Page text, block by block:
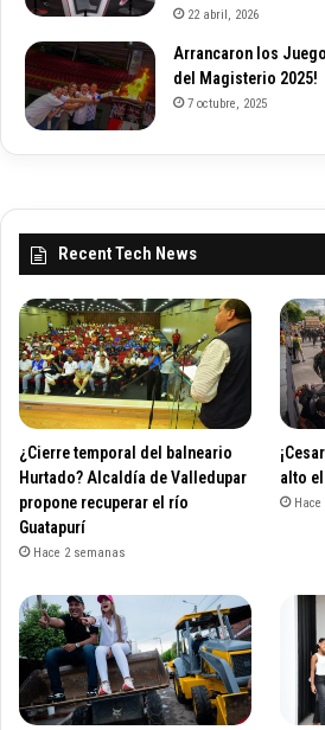
22 abril, 2026
Arrancaron los
del Magisterio 2025!
7 octubre, 2025
Recent Tech News
¿Cierre temporal del balneario
Hurtado? Alcaldía de Valledupar
propone recuperar el río
Guatapurí
Hace 2 semanas
alto